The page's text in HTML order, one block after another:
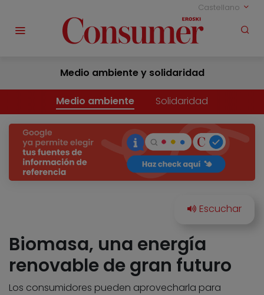
Castellano
Medio ambiente y solidaridad
Medio ambiente Solidaridad
Biomasa, una energía
renovable de gran futuro
Los consumidores pueden aprovecharla para